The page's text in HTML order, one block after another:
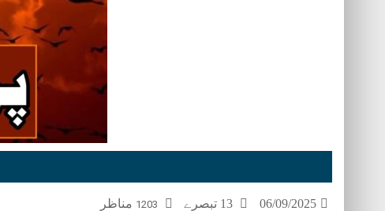
06/09/2025
1203 مناظر